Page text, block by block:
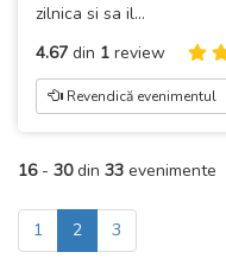
zilnica si sa il...
4.67 din 1 review
Revendică evenimentul
16- 30din 33 evenimente
1 2 3